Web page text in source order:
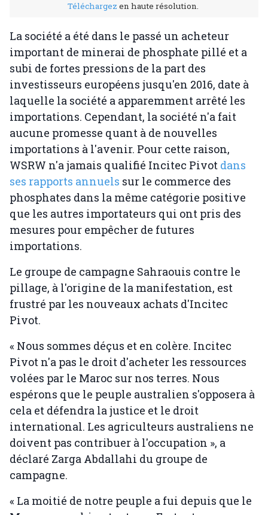
Téléchargez en haute résolution.
La société a été dans le passé un acheteur
important de minerai de phosphate pillé et a
subi de fortes pressions de la part des
investisseurs européens jusqu'en 2016, date à
laquelle la société a apparemment arrêté les
importations. Cependant, la société n'a fait
aucune promesse quant à de nouvelles
importations à l'avenir. Pour cette raison,
WSRW n'a jamais qualifié Incitec Pivot dans
ses rapports annuels sur le commerce des
phosphates dans la même catégorie positive
que les autres importateurs qui ont pris des
mesures pour empêcher de futures
importations.
Le groupe de campagne Sahraouis contre le
pillage, à l'origine de la manifestation, est
frustré par les nouveaux achats d'Incitec
Pivot.
« Nous sommes déçus et en colère. Incitec
Pivot n'a pas le droit d'acheter les ressources
volées par le Maroc sur nos terres. Nous
espérons que le peuple australien s'opposera à
cela et défendra la justice et le droit
international. Les agriculteurs australiens ne
doivent pas contribuer à l'occupation », a
déclaré Zarga Abdallahi du groupe de
campagne.
« La moitié de notre peuple a fui depuis que le